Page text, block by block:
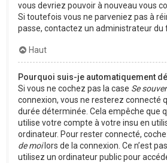
vous devriez pouvoir à nouveau vous
Si toutefois vous ne parveniez pas à
passe, contactez un administrateur du
Haut
Pourquoi suis-je automatiquement
Si vous ne cochez pas la case Se
connexion, vous ne resterez connecté
durée déterminée. Cela empêche que
utilise votre compte à votre insu en
ordinateur. Pour rester connecté,
de moilors de la connexion. Ce n’est
utilisez un ordinateur public pour